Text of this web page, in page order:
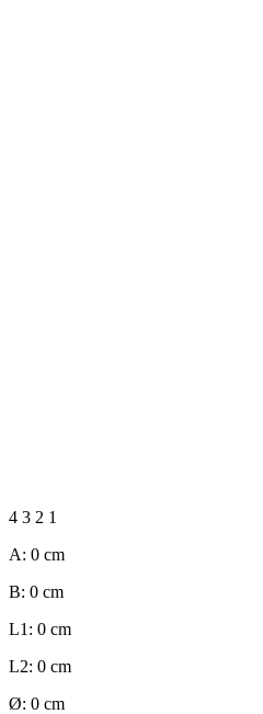
4 3 2 1
A: 0 cm
B: 0 cm
L1: 0 cm
L2: 0 cm
Ø: 0 cm